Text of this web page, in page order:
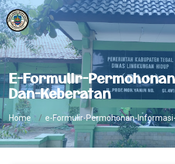
E-Formulir-
Dan-Keberatan
Home e-Formulir-Permohonan-